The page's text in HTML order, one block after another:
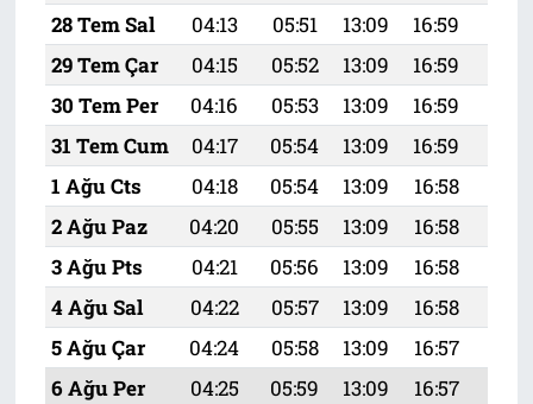
28 Tem Sal
04:13 05:51 13:09 16:59
29 Tem Çar
04:15 05:52 13:09 16:59
30 Tem Per
04:16 05:53 13:09 16:59
31 Tem Cum
04:17 05:54 13:09 16:59
1 Ağu Cts
04:18 05:54 13:09 16:58
2 Ağu Paz
04:20 05:55 13:09 16:58
3 Ağu Pts
04:21 05:56 13:09 16:58
4 Ağu Sal
04:22 05:57 13:09 16:58
5 Ağu Çar
04:24 05:58 13:09 16:57
6 Ağu Per
04:25 05:59 13:09 16:57